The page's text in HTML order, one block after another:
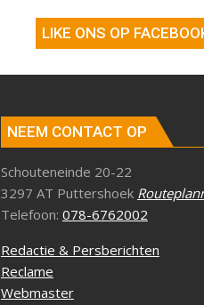
LIKE ONS OP
NEEM CONTACT OP
Schouteneinde 20-22
3297 AT Puttershoek
Telefoon: 078-6762002
Redactie & Persberichten
Reclame
Webmaster